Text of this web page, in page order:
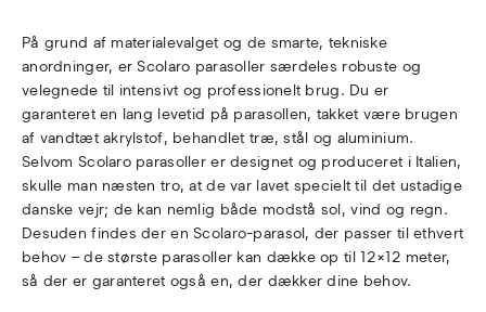
På grund af materialevalget og de smarte, tekniske
anordninger, er Scolaro parasoller særdeles robuste og
velegnede til intensivt og professionelt brug. Du er
garanteret en lang levetid på parasollen, takket være brugen
af vandtæt akrylstof, behandlet træ, stål og aluminium.
Selvom Scolaro parasoller er designet og produceret i Italien,
skulle man næsten tro, at de var lavet specielt til det ustadige
danske vejr; de kan nemlig både modstå sol, vind og regn.
Desuden findes der en Scolaro-parasol, der passer til ethvert
behov – de største parasoller kan dække op til 12×12 meter,
så der er garanteret også en, der dækker dine behov.